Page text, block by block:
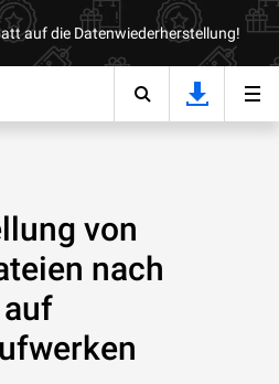
auf die Datenwiederherstellung!
von
nach